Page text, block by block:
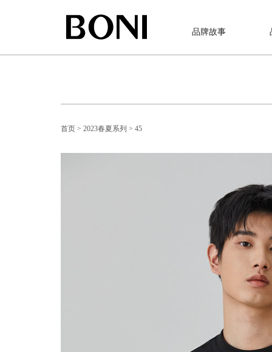
品牌故事
首页 > 2023春夏系列 > 45